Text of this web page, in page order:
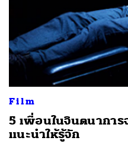
Film
5 เพื่อนในจินตนาการ
แนะนำให้รู้จัก
ค้นหา
SHARE TWEET